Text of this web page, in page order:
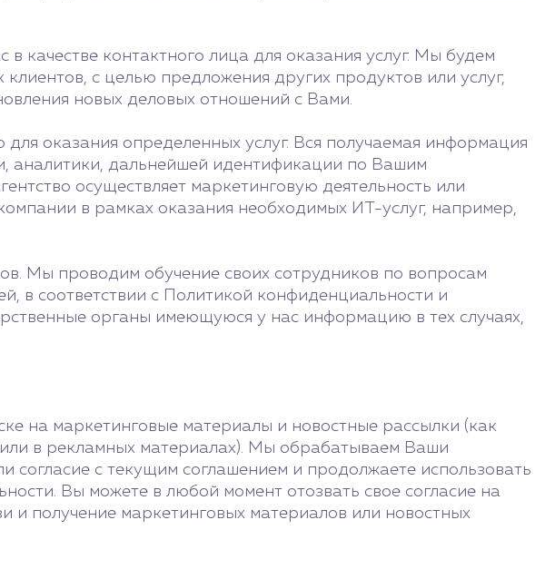
качестве контактного лица для оказания услуг. Мы будем
с целью предложения других продуктов или услуг,
новых деловых отношений с Вами.
оказания определенных услуг. Вся получаемая информация
аналитики, дальнейшей идентификации по Вашим
осуществляет маркетинговую деятельность или
в рамках оказания необходимых ИТ-услуг, например,
Мы проводим обучение своих сотрудников по вопросам
в соответствии с Политикой конфиденциальности и
органы имеющуюся у нас информацию в тех случаях,
на маркетинговые материалы и новостные рассылки (как
в рекламных материалах). Мы обрабатываем Ваши
с текущим соглашением и продолжаете использовать
Вы можете в любой момент отозвать свое согласие на
получение маркетинговых материалов или новостных